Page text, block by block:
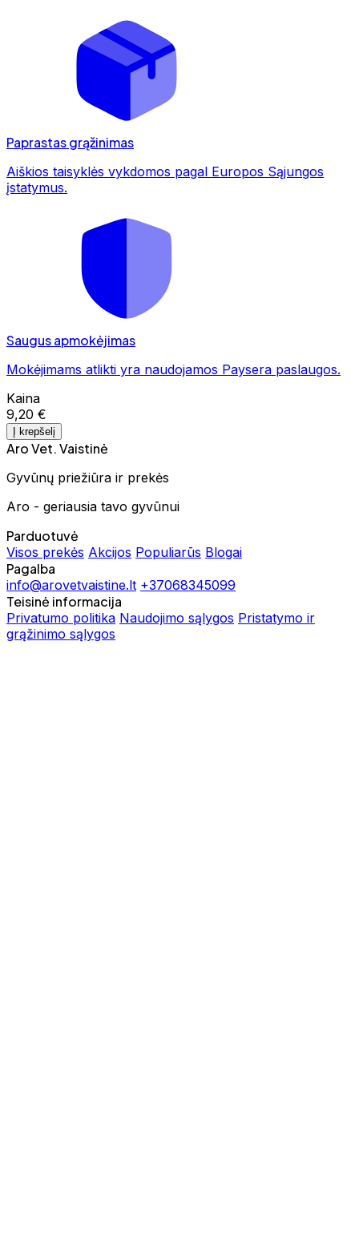
Paprastas grąžinimas
Aiškios taisyklės vykdomos pagal Europos Sąjungos
įstatymus.
Saugus apmokėjimas
Mokėjimams atlikti yra naudojamos Paysera paslaugos.
Kaina
9,20 €
Į krepšelį
Aro Vet. Vaistinė
Gyvūnų priežiūra ir prekės
Aro - geriausia tavo gyvūnui
Parduotuvė
Visos prekės Akcijos Populiarūs Blogai
Pagalba
info@arovetvaistine.lt +37068345099
Teisinė informacija
Privatumo politika Naudojimo sąlygos Pristatymo ir
grąžinimo sąlygos